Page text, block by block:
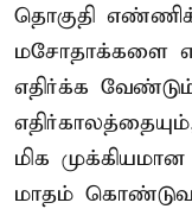
தொகுதி
மசோதாக்களை
எதிர்க்க
மிக
மாதம்